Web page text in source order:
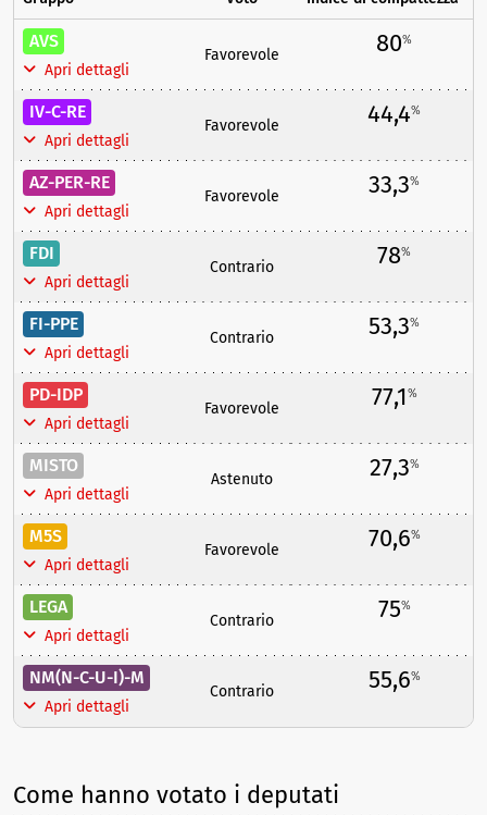
AVS
Apri dettagli
Favorevole 80%
IV-C-RE
Apri dettagli
Favorevole 44,4%
AZ-PER-RE
Apri dettagli
Favorevole 33,3%
FDI
Apri dettagli
Contrario 78%
FI-PPE
Apri dettagli
Contrario 53,3%
PD-IDP
Apri dettagli
Favorevole 77,1%
MISTO
Apri dettagli
Astenuto 27,3%
M5S
Apri dettagli
Favorevole 70,6%
LEGA
Apri dettagli
Contrario 75%
NM(N-C-U-I)-M
Apri dettagli
Contrario 55,6%
Come hanno votato i deputati